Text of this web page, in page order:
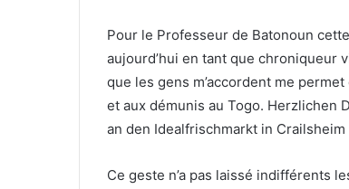
Pour le Professeur de Batonoun
aujourd’hui en tant que chroniqueur
que les gens m’accordent me
et aux démunis au Togo. Herzlichen
an den Idealfrischmarkt in
Ce geste n’a pas laissé indifférents